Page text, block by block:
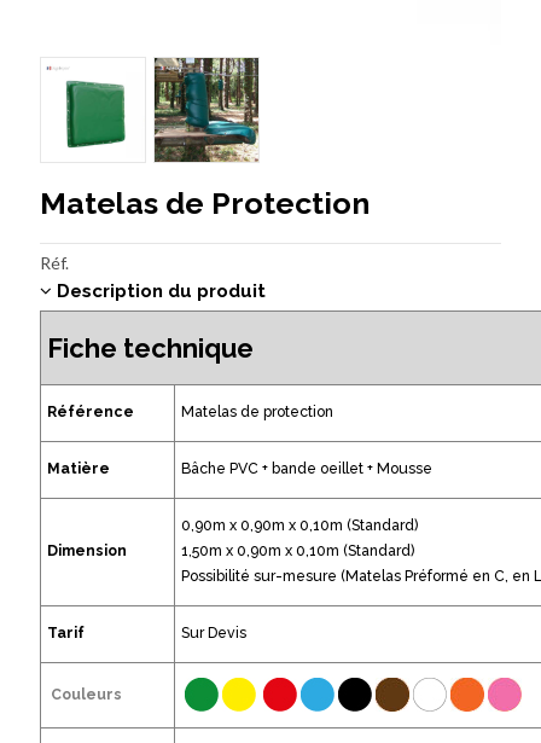
Matelas de Protection
Réf.
Description du produit
Fiche technique
Référence Matelas de protection
Matière Bâche PVC + bande oeillet + Mousse
Dimension
0,90m x 0,90m x 0,10m (Standard)
1,50m x 0,90m x 0,10m (Standard)
Possibilité sur-mesure (Matelas Préformé en C, en
Tarif Sur Devis
Couleurs